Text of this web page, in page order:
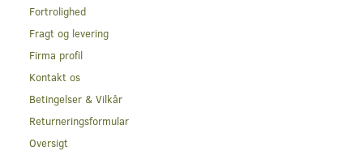
Fortrolighed
Fragt og levering
Firma profil
Kontakt os
Betingelser & Vilkår
Returneringsformular
Oversigt